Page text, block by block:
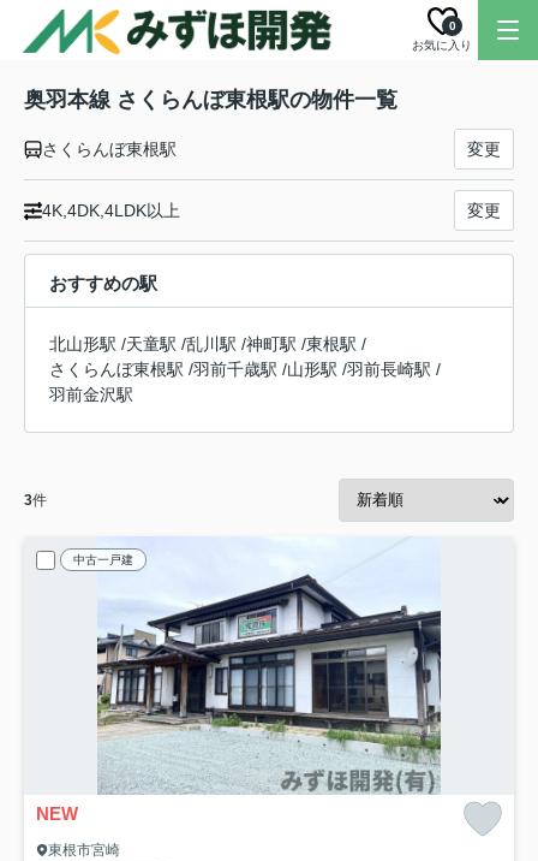
お気に入り
0
奥羽本線 さくらんぼ東根駅の物件一覧
さくらんぼ東根駅 変更
4K,4DK,4LDK以上 変更
おすすめの駅
北山形駅 /天童駅 /乱川駅 /神町駅 /東根駅 /
さくらんぼ東根駅 /羽前千歳駅 /山形駅 /羽前長崎駅 /
羽前金沢駅
3件
中古一戸建
NEW
東根市宮崎